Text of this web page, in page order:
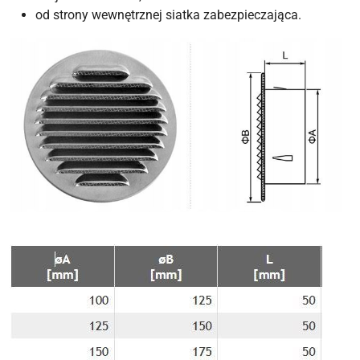
od strony wewnętrznej siatka zabezpieczająca.